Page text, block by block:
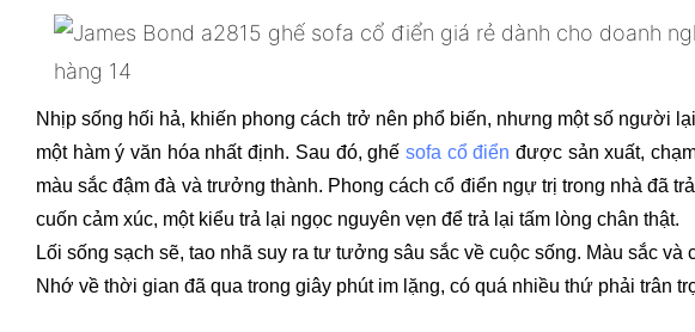
Nhịp sống hối hả, khiến phong cách trở nên phổ biến, nhưng một số người
một hàm ý văn hóa nhất định. Sau đó, ghế sofa cổ điển được sản xuất,
màu sắc đậm đà và trưởng thành. Phong cách cổ điển ngự trị trong nhà đã
cuốn cảm xúc, một kiểu trả lại ngọc nguyên vẹn để trả lại tấm lòng chân thật.
Lối sống sạch sẽ, tao nhã suy ra tư tưởng sâu sắc về cuộc sống. Màu sắc
Nhớ về thời gian đã qua trong giây phút im lặng, có quá nhiều thứ phải trân